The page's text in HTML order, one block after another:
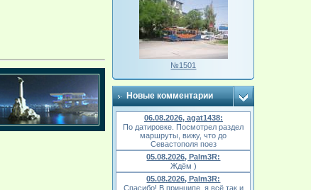
№1501
Новые комментарии
06.08.2026, agat1438:
По датировке. Посмотрел раздел
маршруты, вижу, что до
Севастополя поез
05.08.2026, Palm3R:
Ждём )
05.08.2026, Palm3R:
Спасибо! В принципе, я всё так и